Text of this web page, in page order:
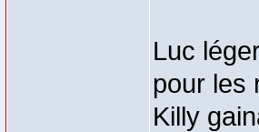
Luc
pour les
Killy